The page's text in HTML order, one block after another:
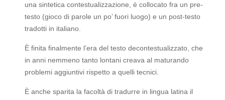
una sintetica contestualizzazione, è collocato fra un pre-
testo (gioco di parole un po’ fuori luogo) e un post-testo
tradotti in italiano.
È finita finalmente l’era del testo decontestualizzato, che
in anni nemmeno tanto lontani creava al maturando
problemi aggiuntivi rispetto a quelli tecnici.
È anche sparita la facoltà di tradurre in lingua latina il